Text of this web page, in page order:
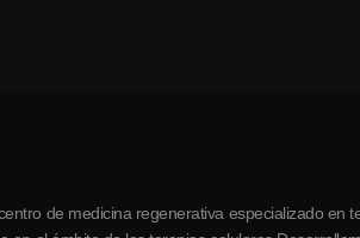
de medicina regenerativa especializado